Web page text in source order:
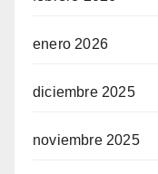
enero 2026
diciembre 2025
noviembre 2025